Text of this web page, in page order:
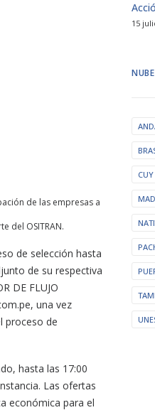
de las empresas a
del OSITRAN.
de selección hasta
de su respectiva
DE FLUJO
una vez
proceso de
hasta las 17:00
Las ofertas
económica para el
15
CUY